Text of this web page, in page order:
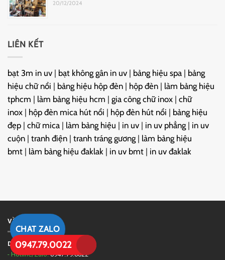
CHAT ZALO
0947.79.0022
20/12/2024
LIÊN KẾT
bạt 3m in uv | bạt không gân in uv | bảng hiệu spa | bảng
hiệu chữ nổi | bảng hiệu hộp đèn | hộp đèn | làm bảng hiệu
tphcm | làm bảng hiệu hcm | gia công chữ inox | chữ
inox | hộp đèn mica hút nổi | hộp đèn hút nổi | bảng hiệu
đẹp | chữ mica | làm bảng hiệu | in uv | in uv phẳng | in uv
cuộn | tranh điện | tranh tráng gương | làm bảng hiệu
bmt | làm bảng hiệu đaklak | in uv bmt | in uv đaklak
VỀ CHÚNG TÔI
DinhPhan Decor
- Hotline/Zalo: 0947.79.0022